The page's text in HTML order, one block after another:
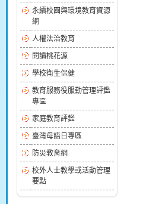
永續校園與環境教育資源
網
人權法治教育
閱讀桃花源
學校衛生保健
教育服務役服勤管理評鑑
專區
家庭教育評鑑
臺灣母語日專區
防災教育網
校外人士教學或活動管理
要點